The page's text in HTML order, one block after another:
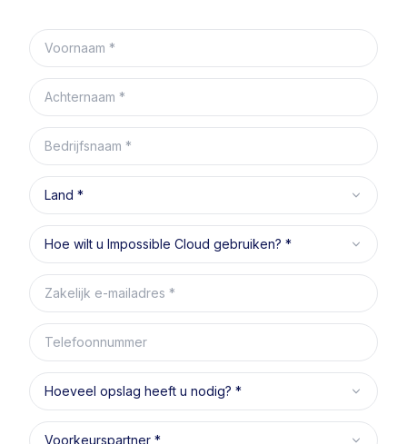
Voornaam
Achternaam
Bedrijfsnaam
Land
Hoe wilt u Impossible Cloud gebruiken?
Zakelijk e-mailadres
Telefoonnummer
Hoeveel opslag heeft u nodig?
Voorkeurspartner